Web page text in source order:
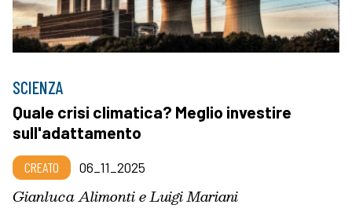
SCIENZA
Quale crisi climatica? Meglio investire
sull'adattamento
CREATO 06_11_2025
Gianluca Alimonti e Luigi Mariani